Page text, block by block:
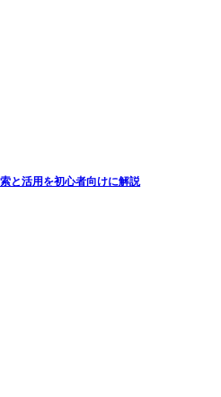
と活用を初心者向けに解説